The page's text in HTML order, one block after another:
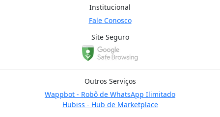
Institucional
Fale Conosco
Site Seguro
Outros Serviços
Wappbot - Robô de WhatsApp Ilimitado
Hubiss - Hub de Marketplace